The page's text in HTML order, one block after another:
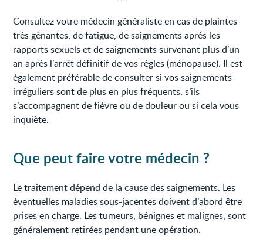
Consultez votre médecin généraliste en cas de plaintes
très gênantes, de fatigue, de saignements après les
rapports sexuels et de saignements survenant plus d’un
an après l’arrêt définitif de vos règles (ménopause). Il est
également préférable de consulter si vos saignements
irréguliers sont de plus en plus fréquents, s’ils
s’accompagnent de fièvre ou de douleur ou si cela vous
inquiète.
Que peut faire votre médecin ?
Le traitement dépend de la cause des saignements. Les
éventuelles maladies sous-jacentes doivent d’abord être
prises en charge. Les tumeurs, bénignes et malignes, sont
généralement retirées pendant une opération.